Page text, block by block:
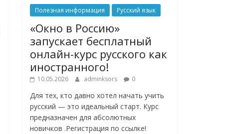
Полезная информация Русский язык
«Окно в Россию»
запускает бесплатный
онлайн-курс русского как
иностранного!
10.05.2026 adminksors 0
Для тех, кто давно хотел начать учить
русский — это идеальный старт. Курс
предназначен для абсолютных
новичков .Регистрация по ссылке!